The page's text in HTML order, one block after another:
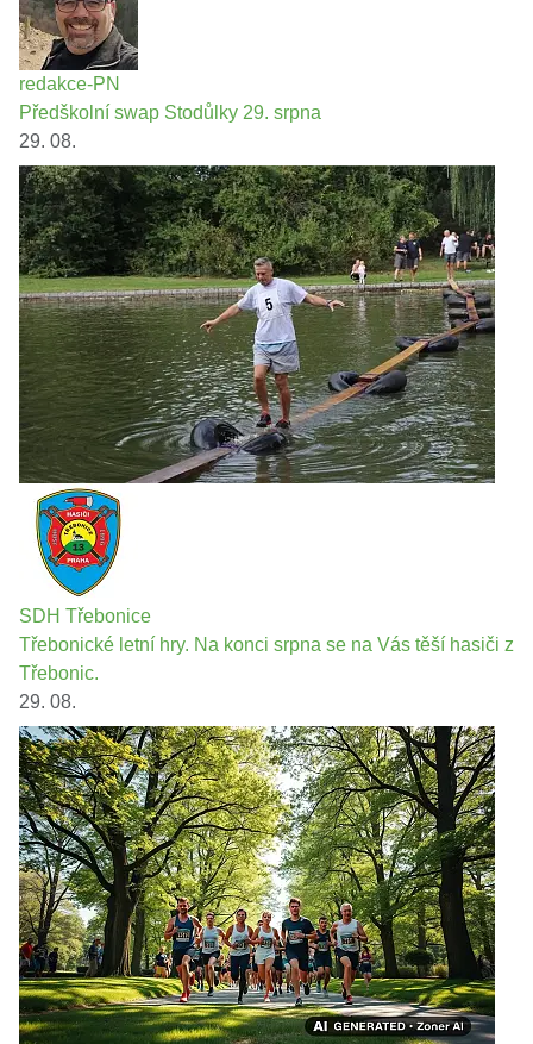
redakce-PN
Předškolní swap Stodůlky 29. srpna
29. 08.
SDH Třebonice
Třebonické letní hry. Na konci srpna se na Vás těší hasiči z
Třebonic.
29. 08.